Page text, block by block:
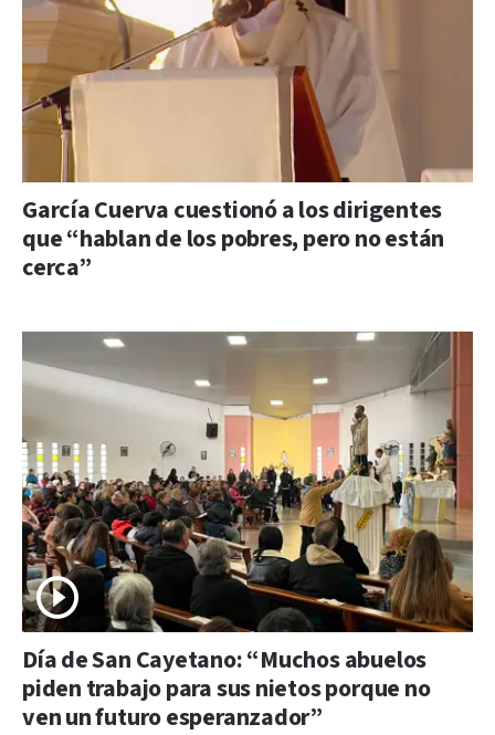
García Cuerva cuestionó a los dirigentes
que “hablan de los pobres, pero no están
cerca”
Día de San Cayetano: “Muchos abuelos
piden trabajo para sus nietos porque no
ven un futuro esperanzador”